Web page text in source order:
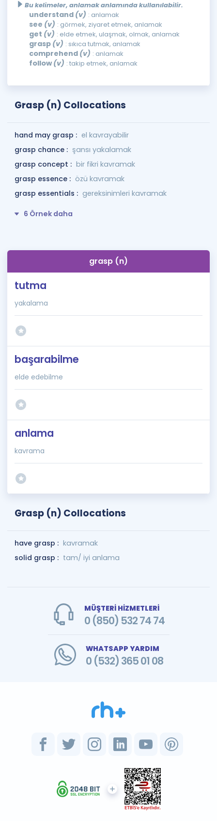
Bu kelimeler, anlamak anlamında kullanılabilir.
understand (v) : anlamak
see (v) : görmek, ziyaret etmek, anlamak
get (v) : elde etmek, ulaşmak, olmak, anlamak
grasp (v) : sıkıca tutmak, anlamak
comprehend (v) : anlamak
follow(v) : takip etmek, anlamak
Grasp (n) Collocations
hand may grasp : el kavrayabilir
grasp chance : şansı yakalamak
grasp concept : bir fikri kavramak
grasp essence : özü kavramak
grasp essentials : gereksinimleri kavramak
6 Örnek daha
grasp (n)
tutma
yakalama
başarabilme
elde edebilme
anlama
kavrama
Grasp (n) Collocations
have grasp : kavramak
solid grasp : tam/ iyi anlama
MÜŞTERİ HİZMETLERİ
0 (850) 532 74 74
WHATSAPP YARDIM
0 (532) 365 01 08